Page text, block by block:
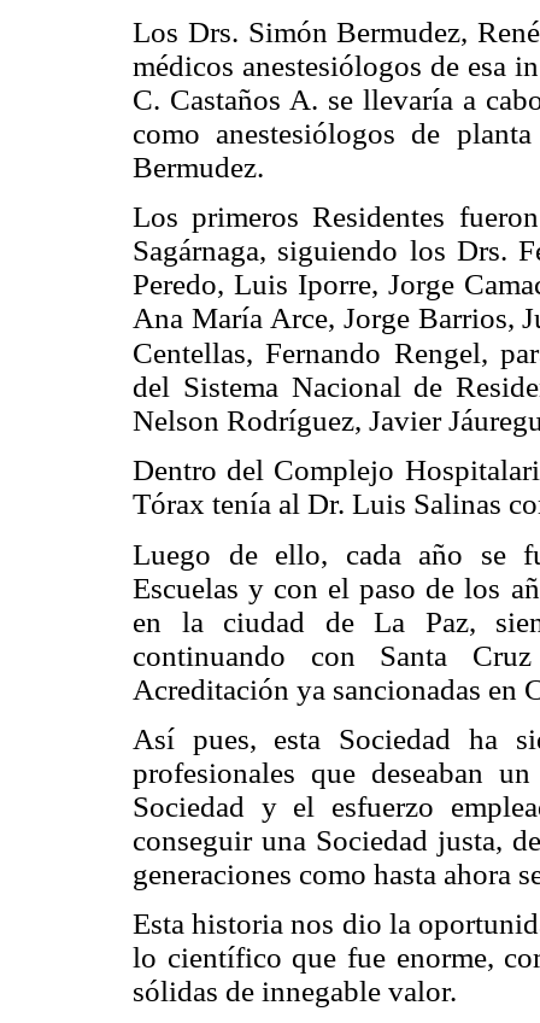
Los Drs. Simón Bermudez,
médicos anestesiólogos de esa
C. Castaños A. se llevaría a
como anestesiólogos de
Bermudez.
Los primeros Residentes
Sagárnaga, siguiendo los Drs.
Peredo, Luis Iporre, Jorge
Ana María Arce, Jorge Barrios,
Centellas, Fernando Rengel,
del Sistema Nacional de
Nelson Rodríguez, Javier
Dentro del Complejo
Tórax tenía al Dr. Luis Salinas
Luego de ello, cada año se
Escuelas y con el paso de los
en la ciudad de La Paz,
continuando con Santa
Acreditación ya sancionadas en
Así pues, esta Sociedad ha
profesionales que deseaban
Sociedad y el esfuerzo
conseguir una Sociedad justa,
generaciones como hasta ahora
Esta historia nos dio la
lo científico que fue enorme,
sólidas de innegable valor.